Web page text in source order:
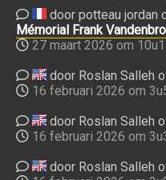
door potteau jordan
Mémorial Frank
27 maart 2026 om
door Roslan Salleh
16 februari 2026 om
door Roslan Salleh
16 februari 2026 om
door Roslan Salleh